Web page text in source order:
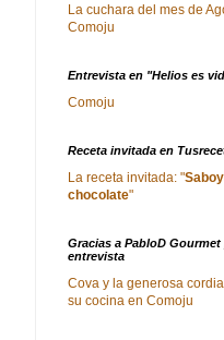
La cuchara del mes de
Comoju
Entrevista en "Helios es
Comoju
Receta invitada en
La receta invitada: "
chocolate"
Gracias a PabloD
entrevista
Cova y la generosa
su cocina en Comoju